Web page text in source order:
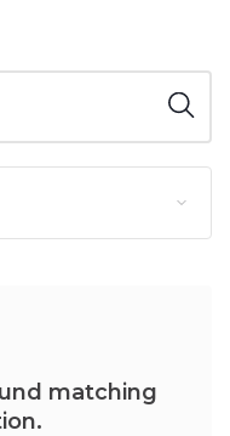
matching